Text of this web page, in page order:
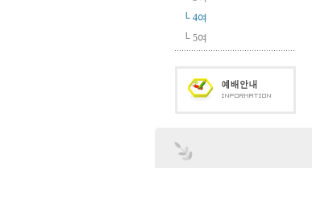
└ 4여
└ 5여